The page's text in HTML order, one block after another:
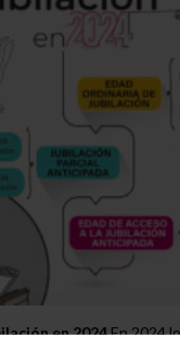
en 2024En 2024
la jubilación anticipada